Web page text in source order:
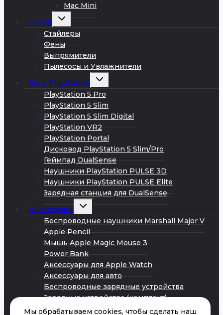
Мы обрабатываем cookies, чтобы сделать наш
Mac Mini
Dyson
Развернуть
меню
Стайлеры
Фены
Выпрямители
Пылесосы и Увлажнители
Sony PlayStation
Развернуть
меню
PlayStation 5 Pro
PlayStation 5 Slim
PlayStation 5 Slim Digital
PlayStation VR2
PlayStation Portal
Дисковод PlayStation 5 Slim/Pro
Геймпад DualSense
Наушники PlayStation PULSE 3D
Наушники PlayStation PULSE Elite
Зарядная станция для DualSense
Аксессуары
Развернуть
меню
Беспроводные наушники Marshall Major V
Apple Pencil
Мышь Apple Magic Mouse 3
Power Bank
Аксессуары для Apple Watch
Аксессуары для авто
Беспроводные зарядные устройства
Зарядные устройства (комплект)
Кабели Android